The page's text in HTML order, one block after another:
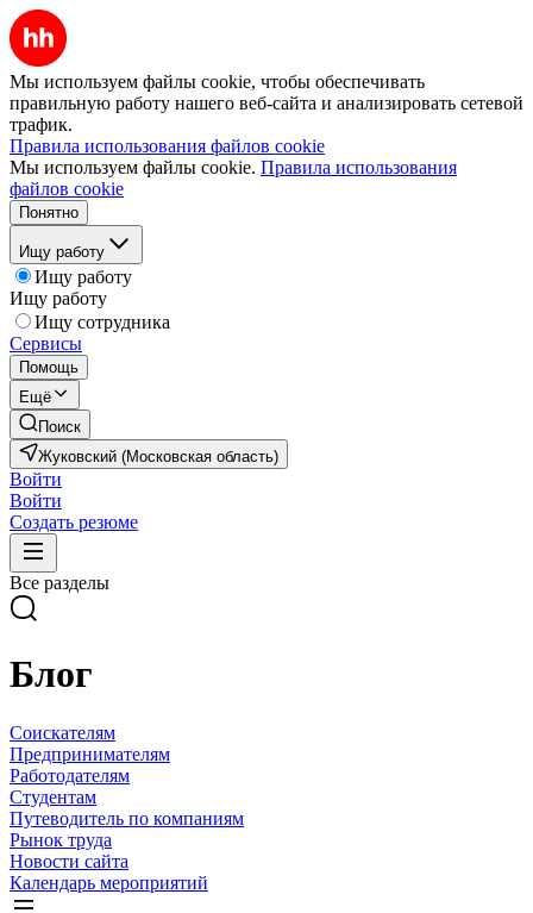
Мы используем файлы cookie, чтобы обеспечивать
правильную работу нашего веб-сайта и анализировать сетевой
трафик.
Правила использования файлов cookie
Мы используем файлы cookie. Правила использования
файлов cookie
Понятно
Ищу работу
Ищу работу
Ищу работу
Ищу сотрудника
Сервисы
Помощь
Ещё
Поиск
Жуковский (Московская область)
Войти
Войти
Создать резюме
Все разделы
Блог
Соискателям
Предпринимателям
Работодателям
Студентам
Путеводитель по компаниям
Рынок труда
Новости сайта
Календарь мероприятий